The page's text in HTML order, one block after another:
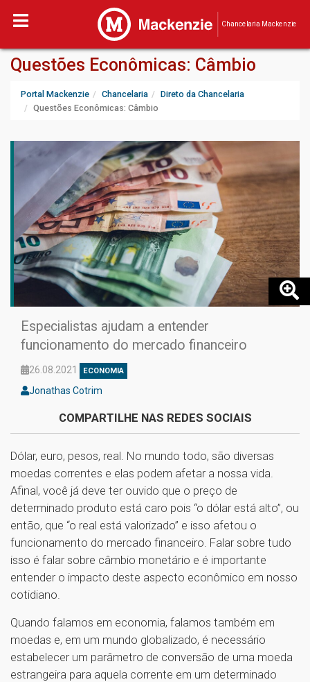
Chancelaria Mackenzie
Questões Econômicas: Câmbio
Portal Mackenzie Chancelaria
Direto da Chancelaria
Questões Econômicas: Câmbio
Especialistas ajudam a entender
funcionamento do mercado financeiro
26.08.2021 ECONOMIA
Jonathas Cotrim
COMPARTILHE NAS REDES SOCIAIS
Dólar, euro, pesos, real. No mundo todo, são diversas
moedas correntes e elas podem afetar a nossa vida.
Afinal, você já deve ter ouvido que o preço de
determinado produto está caro pois “o dólar está alto”, ou
então, que “o real está valorizado” e isso afetou o
funcionamento do mercado financeiro. Falar sobre tudo
isso é falar sobre câmbio monetário e é importante
entender o impacto deste aspecto econômico em nosso
cotidiano.
Quando falamos em economia, falamos também em
moedas e, em um mundo globalizado, é necessário
estabelecer um parâmetro de conversão de uma moeda
estrangeira para aquela corrente em um determinado